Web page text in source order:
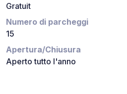
Gratuit
Numero di parcheggi
15
Apertura/Chiusura
Aperto tutto l'anno